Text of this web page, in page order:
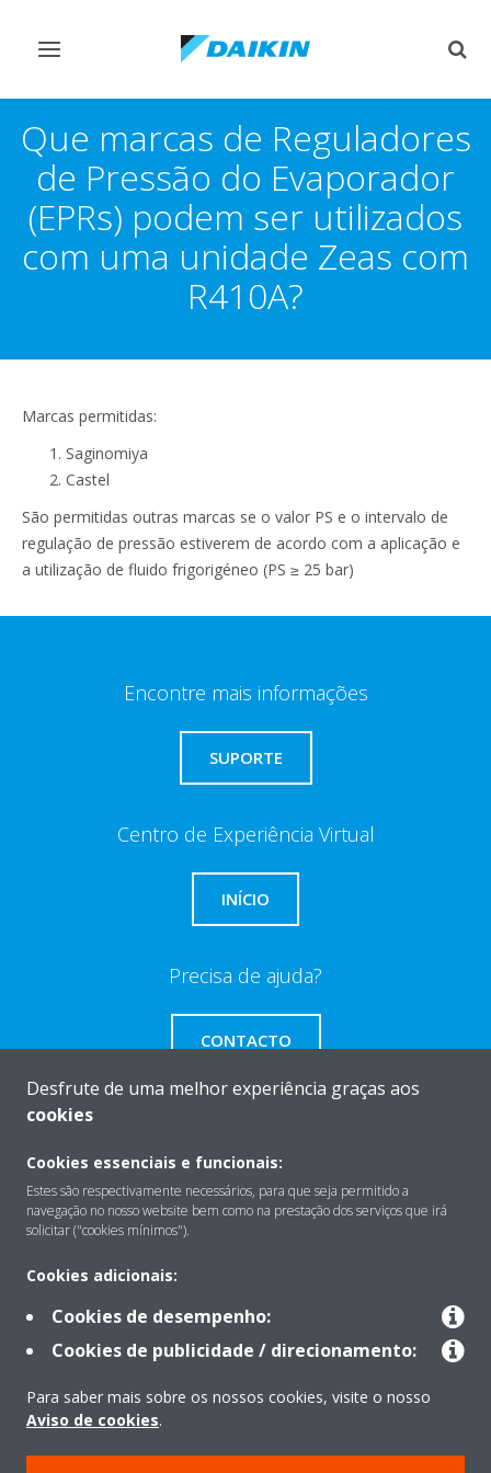
Comutar
Que marcas de Reguladores
de Pressão do Evaporador
(EPRs) podem ser utilizados
com uma unidade Zeas com
R410A?
Marcas permitidas:
Saginomiya
Castel
São permitidas outras marcas se o valor PS e o intervalo de
regulação de pressão estiverem de acordo com a aplicação e
a utilização de fluido frigorigéneo (PS ≥ 25 bar)
Encontre mais informações
SUPORTE
Centro de Experiência Virtual
INÍCIO
Precisa de ajuda?
CONTACTO
Sobre
Contacto
Produtos
Desfrute de uma melhor experiência graças aos
cookies
Cookies essenciais e funcionais:
Estes são respectivamente necessários, para que seja permitido a
navegação no nosso website bem como na prestação dos serviços que irá
solicitar ("cookies mínimos").
Cookies adicionais:
Cookies de desempenho:
Cookies de publicidade / direcionamento:
Para saber mais sobre os nossos cookies, visite o nosso
Aviso de cookies.